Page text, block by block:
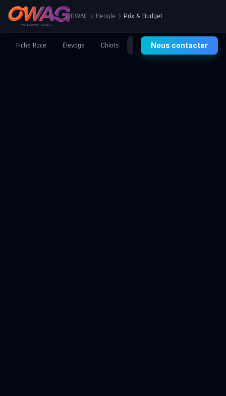
OWAG Beagle Prix & Budget
Fiche Race Élevage Chiots Santé Éducation
Nous contacter